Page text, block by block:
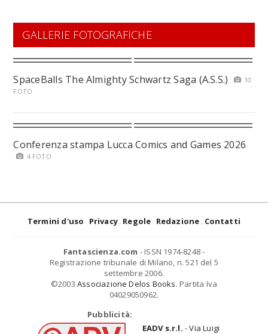
GALLERIE FOTOGRAFICHE
SpaceBalls The Almighty Schwartz Saga (A.S.S.)
10
FOTO
Conferenza stampa Lucca Comics and Games 2026
4 FOTO
Termini d'uso Privacy Regole Redazione Contatti
Fantascienza.com - ISSN 1974-8248 -
Registrazione tribunale di Milano, n. 521 del 5
settembre 2006.
©2003 Associazione Delos Books. Partita Iva
04029050962.
Pubblicità:
EADV s.r.l. - Via Luigi